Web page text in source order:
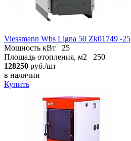
Viessmann Wbs Ligna 50 Zk01749 -25
Мощность кВт
25
Площадь отопления, м2
250
128250 руб./шт
в наличии
Купить